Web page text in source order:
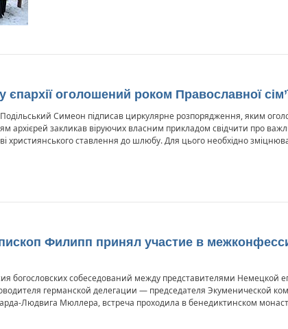
оголошений роком Православної
Симеон підписав циркулярне розпорядження, яким
архієрей закликав віруючих власним прикладом свідчити про
християнського ставлення до шлюбу. Для цього необхідно
Филипп принял участие в
богословских собеседований между представителями Немецкой
германской делегации — председателя Экуменической
Людвига Мюллера, встреча проходила в бенедиктинском